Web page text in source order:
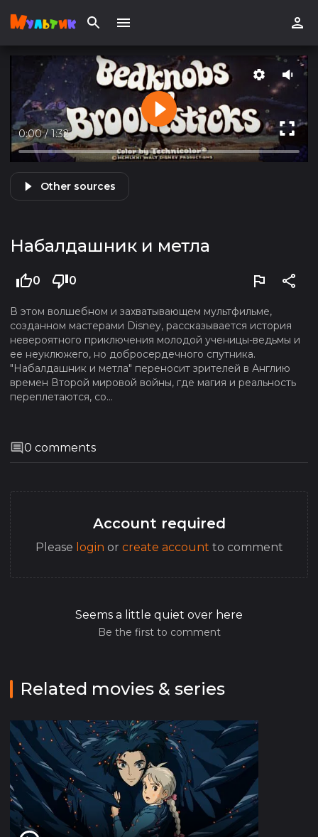
0:00/ 1:32
Other sources
Набалдашник и метла
0 0
В этом волшебном и захватывающем мультфильме,
созданном мастерами Disney, рассказывается история
невероятного приключения молодой ученицы-ведьмы и
ее неуклюжего, но добросердечного спутника.
"Набалдашник и метла" переносит зрителей в Англию
времен Второй мировой войны, где магия и реальность
переплетаются, со...
0 comments
Account required
Please login or create account to comment
Seems a little quiet over here
Be the first to comment
Related movies & series